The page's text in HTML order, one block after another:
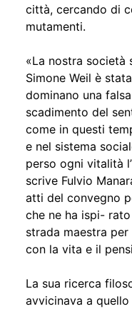
città, cercando di
mutamenti.
«La nostra società
Simone Weil è
dominano una
scadimento del
come in questi
e nel sistema
perso ogni vitalità
scrive Fulvio
atti del convegno
che ne ha ispi-
strada maestra
con la vita e il
La sua ricerca
avvicinava a